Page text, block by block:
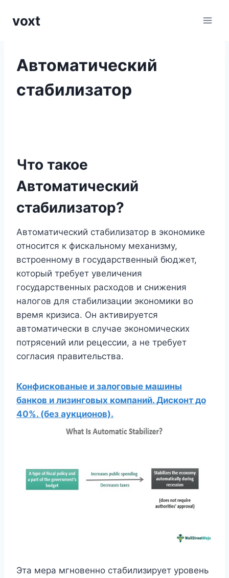
voxt
Автоматический
стабилизатор
Что такое
Автоматический
стабилизатор?
Автоматический стабилизатор в экономике
относится к фискальному механизму,
встроенному в государственный бюджет,
который требует увеличения
государственных расходов и снижения
налогов для стабилизации экономики во
время кризиса. Он активируется
автоматически в случае экономических
потрясений или рецессии, а не требует
согласия правительства.
Конфискованые и залоговые машины
банков и лизинговых компаний. Дисконт до
40%. (без аукционов).
Эта мера мгновенно стабилизирует уровень